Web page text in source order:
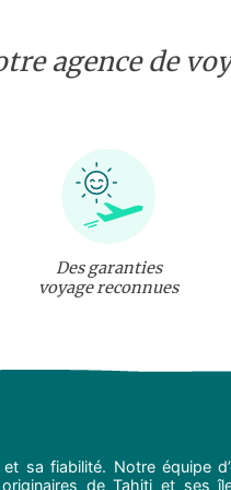
agence de
Des garanties
voyage reconnues
sa fiabilité. Notre équipe
de Tahiti et ses